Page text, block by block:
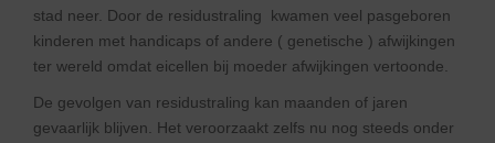
stad neer. Door de residustraling kwamen veel pasgeboren
kinderen met handicaps of andere ( genetische ) afwijkingen
ter wereld omdat eicellen bij moeder afwijkingen vertoonde.
De gevolgen van residustraling kan maanden of jaren
gevaarlijk blijven. Het veroorzaakt zelfs nu nog steeds onder